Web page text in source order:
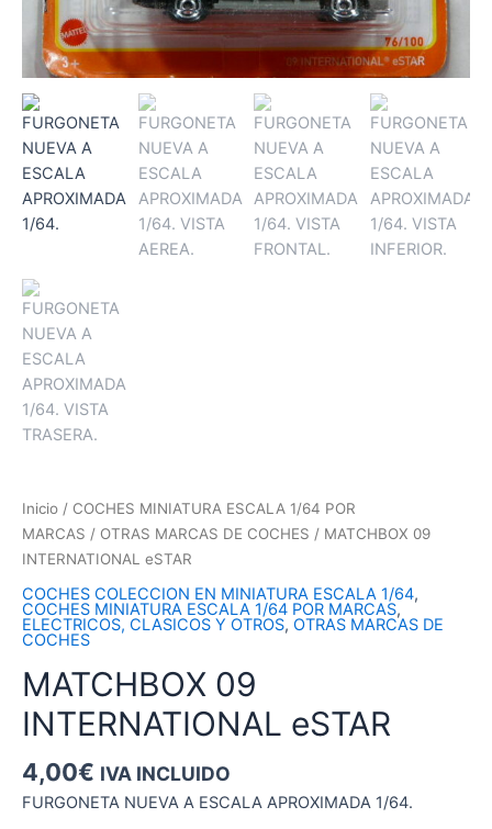
Inicio / COCHES MINIATURA ESCALA 1/64 POR
MARCAS / OTRAS MARCAS DE COCHES / MATCHBOX 09
INTERNATIONAL eSTAR
COCHES COLECCION EN MINIATURA ESCALA 1/64,
COCHES MINIATURA ESCALA 1/64 POR MARCAS,
ELECTRICOS, CLASICOS Y OTROS, OTRAS MARCAS DE
COCHES
MATCHBOX 09
INTERNATIONAL eSTAR
4,00€ IVA INCLUIDO
FURGONETA NUEVA A ESCALA APROXIMADA 1/64.